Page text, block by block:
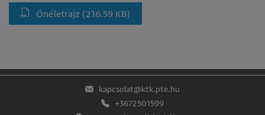
Önéletrajz (216.59 KB)
kapcsolat@ktk.pte.hu
+3672501599